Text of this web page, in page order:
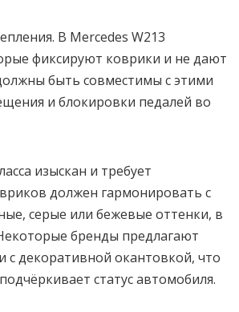
В Mercedes W213
фиксируют коврики и не дают
быть совместимы с этими
и блокировки педалей во
изыскан и требует
должен гармонировать с
серые или бежевые оттенки, в
бренды предлагают
с декоративной окантовкой, что
статус автомобиля.